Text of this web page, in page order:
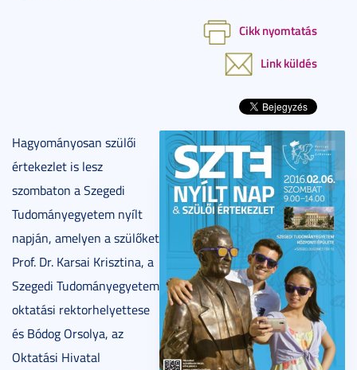
Cikk nyomtatás
Link küldés
Hagyományosan szülői
értekezlet is lesz
szombaton a Szegedi
Tudományegyetem nyílt
napján, amelyen a szülőket
Prof. Dr. Karsai Krisztina, a
Szegedi Tudományegyetem
oktatási rektorhelyettese
és Bódog Orsolya, az
Oktatási Hivatal